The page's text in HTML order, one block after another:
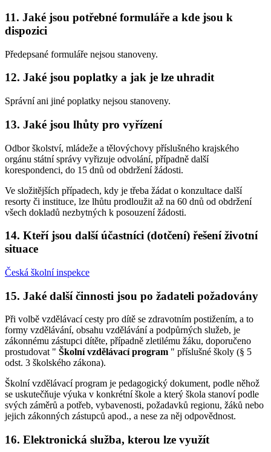
11. Jaké jsou potřebné formuláře a kde jsou k
dispozici
Předepsané formuláře nejsou stanoveny.
12. Jaké jsou poplatky a jak je lze uhradit
Správní ani jiné poplatky nejsou stanoveny.
13. Jaké jsou lhůty pro vyřízení
Odbor školství, mládeže a tělovýchovy příslušného krajského
orgánu státní správy vyřizuje odvolání, případně další
korespondenci, do 15 dnů od obdržení žádosti.
Ve složitějších případech, kdy je třeba žádat o konzultace další
resorty či instituce, lze lhůtu prodloužit až na 60 dnů od obdržení
všech dokladů nezbytných k posouzení žádosti.
14. Kteří jsou další účastníci (dotčení) řešení životní
situace
Česká školní inspekce
15. Jaké další činnosti jsou po žadateli požadovány
Při volbě vzdělávací cesty pro dítě se zdravotním postižením, a to
formy vzdělávání, obsahu vzdělávání a podpůrných služeb, je
zákonnému zástupci dítěte, případně zletilému žáku, doporučeno
prostudovat " Školní vzdělávací program " příslušné školy (§ 5
odst. 3 školského zákona).
Školní vzdělávací program je pedagogický dokument, podle něhož
se uskutečňuje výuka v konkrétní škole a který škola stanoví podle
svých záměrů a potřeb, vybavenosti, požadavků regionu, žáků nebo
jejich zákonných zástupců apod., a nese za něj odpovědnost.
16. Elektronická služba, kterou lze využít